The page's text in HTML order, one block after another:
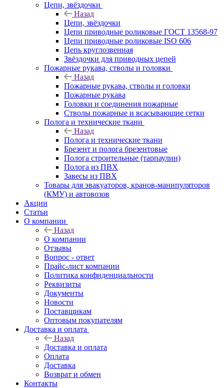
Цепи, звёздочки
Назад
Цепи, звёздочки
Цепи приводные роликовые ГОСТ 13568-97
Цепи приводные роликовые ISO 606
Цепь круглозвенная
Звёздочки для приводных цепей
Пожарные рукава, стволы и головки
Назад
Пожарные рукава, стволы и головки
Пожарные рукава
Головки и соединения пожарные
Стволы пожарные и всасывающие сетки
Полога и технические ткани
Назад
Полога и технические ткани
Брезент и полога брезентовые
Полога строительные (тарпаулин)
Полога из ПВХ
Завесы из ПВХ
Товары для эвакуаторов, кранов-манипуляторов
(КМУ) и автовозов
Акции
Статьи
О компании
Назад
О компании
Отзывы
Вопрос - ответ
Прайс-лист компании
Политика конфиденциальности
Реквизиты
Документы
Новости
Поставщикам
Оптовым покупателям
Доставка и оплата
Назад
Доставка и оплата
Оплата
Доставка
Возврат и обмен
Контакты